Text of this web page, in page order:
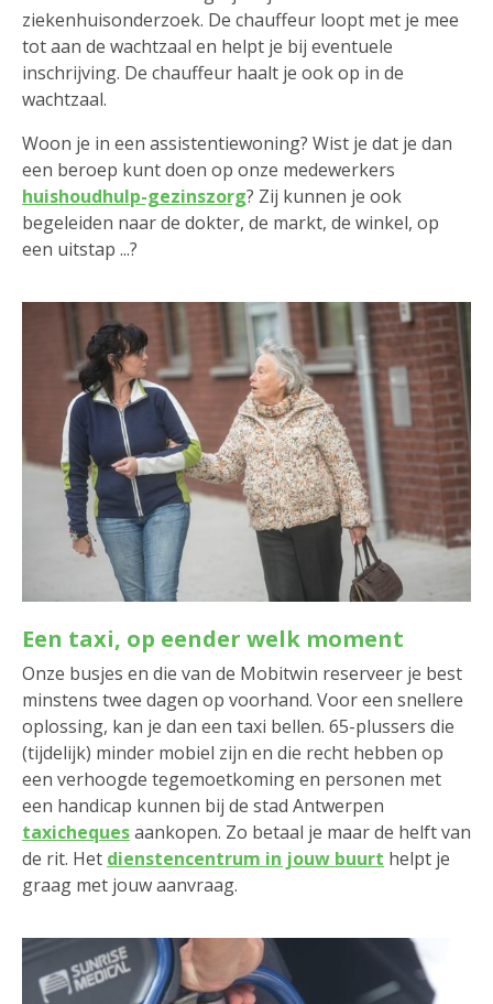
ziekenhuisonderzoek. De chauffeur loopt met je mee
tot aan de wachtzaal en helpt je bij eventuele
inschrijving. De chauffeur haalt je ook op in de
wachtzaal.
Woon je in een assistentiewoning? Wist je dat je dan
een beroep kunt doen op onze medewerkers
huishoudhulp-gezinszorg? Zij kunnen je ook
begeleiden naar de dokter, de markt, de winkel, op
een uitstap ...?
Een taxi, op eender welk moment
Onze busjes en die van de Mobitwin reserveer je best
minstens twee dagen op voorhand. Voor een snellere
oplossing, kan je dan een taxi bellen. 65-plussers die
(tijdelijk) minder mobiel zijn en die recht hebben op
een verhoogde tegemoetkoming en personen met
een handicap kunnen bij de stad Antwerpen
taxichequesaankopen. Zo betaal je maar de helft van
de rit. Het dienstencentrum in jouw buurt helpt je
graag met jouw aanvraag.